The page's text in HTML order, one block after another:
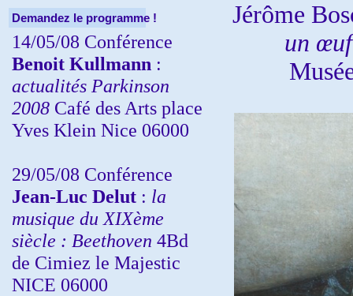
Demandez le programme !
14/05/08 Conférence
Benoit Kullmann :
actualités Parkinson
2008 Café des Arts place
Yves Klein Nice 06000
29/05/08 Conférence
Jean-Luc Delut : la
musique du XIXème
siècle : Beethoven 4Bd
de Cimiez le Majestic
NICE 06000
Jérôme
un